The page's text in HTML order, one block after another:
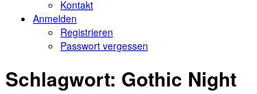
Kontakt
Anmelden
Registrieren
Passwort vergessen
Schlagwort: Gothic Night